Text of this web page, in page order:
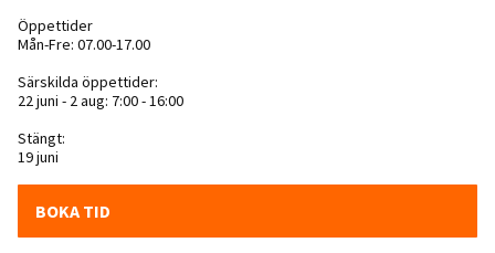
Öppettider
Mån-Fre: 07.00-17.00
Särskilda öppettider:
22 juni - 2 aug: 7:00 - 16:00
Stängt:
19 juni
BOKA TID